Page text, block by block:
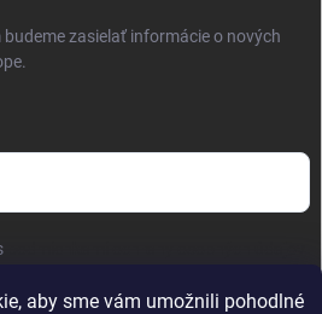
aby sme vám umožnili pohodlné
zasielať informácie o nových